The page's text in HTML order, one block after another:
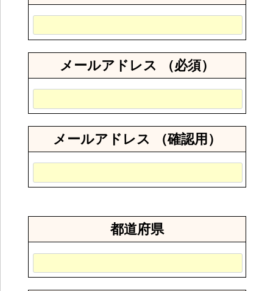
メールアドレス （必須）
メールアドレス （確認用）
都道府県